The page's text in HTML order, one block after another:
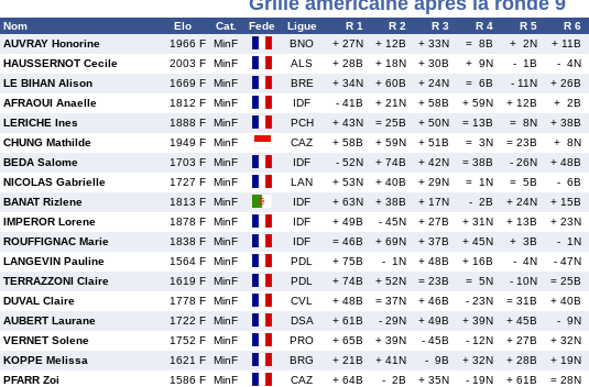
Nom Elo Cat. Fede Ligue R 1 R 2 R 3 R 4 R 5 R 6
AUVRAY Honorine 1966 F MinF BNO + 27N + 12B + 33N = 8B + 2N + 11B
HAUSSERNOT Cecile 2003 F MinF ALS + 28B + 18N + 30B + 9N - 1B - 4N
LE BIHAN Alison 1669 F MinF BRE + 34N + 60B + 24N = 6B - 11N + 26B
AFRAOUI Anaelle 1812 F MinF IDF - 41B + 21N + 58B + 59N + 12B + 2B
LERICHE Ines 1888 F MinF PCH + 43N = 25B + 50N = 13B = 8N + 38B
CHUNG Mathilde 1949 F MinF CAZ + 58B + 59N + 51B = 3N = 23B + 8N
BEDA Salome 1703 F MinF IDF - 52N + 74B + 42N = 38B - 26N + 48B
NICOLAS Gabrielle 1727 F MinF LAN + 53N + 40B + 29N = 1N = 5B - 6B
BANAT Rizlene 1813 F MinF IDF + 63N + 38B + 17N - 2B + 24N + 15B
IMPEROR Lorene 1878 F MinF IDF + 49B - 45N + 27B + 31N + 13B + 23N
ROUFFIGNAC Marie 1838 F MinF IDF = 46B + 69N + 37B + 45N + 3B - 1N
LANGEVIN Pauline 1564 F MinF PDL + 75B - 1N + 48B + 16B - 4N - 47N
TERRAZZONI Claire 1619 F MinF PDL + 74B + 52N = 23B = 5N - 10N = 25B
DUVAL Claire 1778 F MinF CVL + 48B = 37N + 46B - 23N = 31B + 40B
AUBERT Laurane 1722 F MinF DSA + 61B - 29N + 49B + 39N + 45B - 9N
VERNET Solene 1752 F MinF PRO + 65B + 39N - 45B - 12N + 27B + 32N
KOPPE Melissa 1621 F MinF BRG + 21B + 41N - 9B + 32N + 28B + 19N
PFARR Zoi 1586 F MinF CAZ + 64B - 2B + 35N - 19N + 61B = 28N